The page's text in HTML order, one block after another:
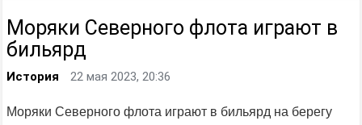
Моряки Северного флота играют в
бильярд
История 22 мая 2023, 20:36
Моряки Северного флота играют в бильярд на берегу